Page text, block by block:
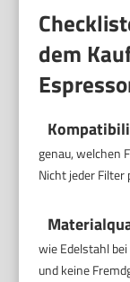
dem
genau, welchen
Nicht jeder Filter
wie Edelstahl
und keine